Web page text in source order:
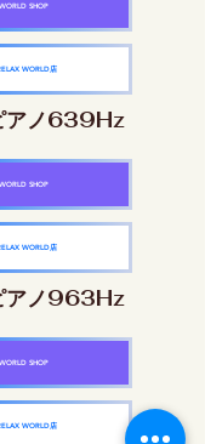
SHOP
WORLD店
アノ639Hz
SHOP
WORLD店
アノ963Hz
SHOP
WORLD店